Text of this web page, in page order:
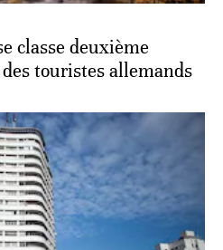
classe deuxième
touristes allemands